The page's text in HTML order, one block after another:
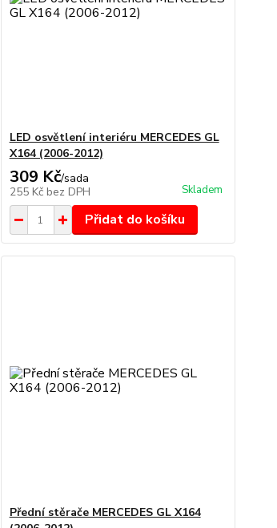
LED osvětlení interiéru MERCEDES GL
X164 (2006-2012)
309 Kč/sada
255 Kč bez DPH Skladem
Přidat do košíku
Přední stěrače MERCEDES GL X164